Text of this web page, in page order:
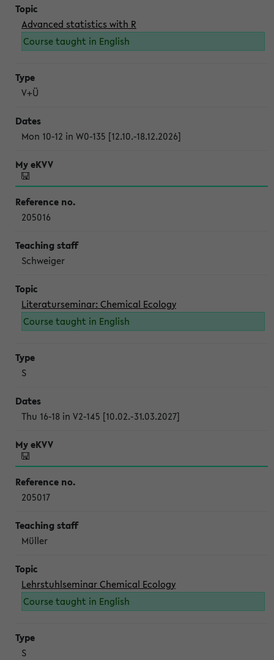
Advanced statistics with R
Course taught in English
V+Ü
Mon 10-12 in W0-135 [12.10.-18.12.2026]
205016
Schweiger
Literaturseminar: Chemical Ecology
Course taught in English
S
Thu 16-18 in V2-145 [10.02.-31.03.2027]
205017
Müller
Lehrstuhlseminar Chemical Ecology
Course taught in English
S